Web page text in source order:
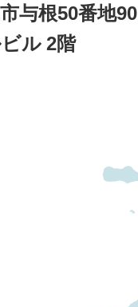
与根50番地90
ル 2階